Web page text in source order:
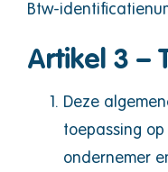
Btw-
Artikel 3 –
Deze
toepassing
ondernemer